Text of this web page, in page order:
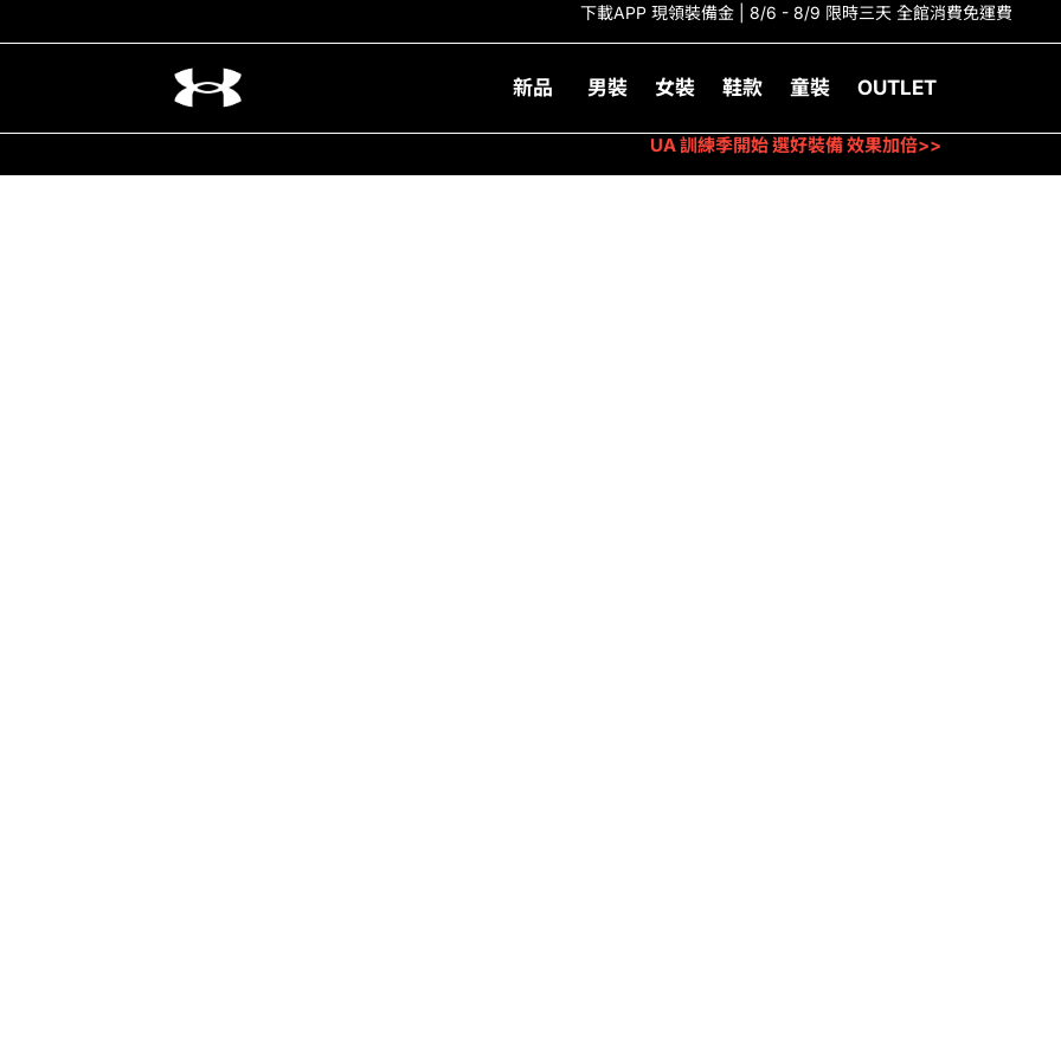
下載APP 現領裝備金 | 8/6 - 8/9 限時三天 全館消費免運費
新品 男裝 女裝 鞋款 童裝 OUTLET
UA 訓練季開始 選好裝備 效果加倍>>